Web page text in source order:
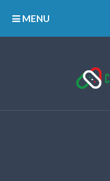
MENU